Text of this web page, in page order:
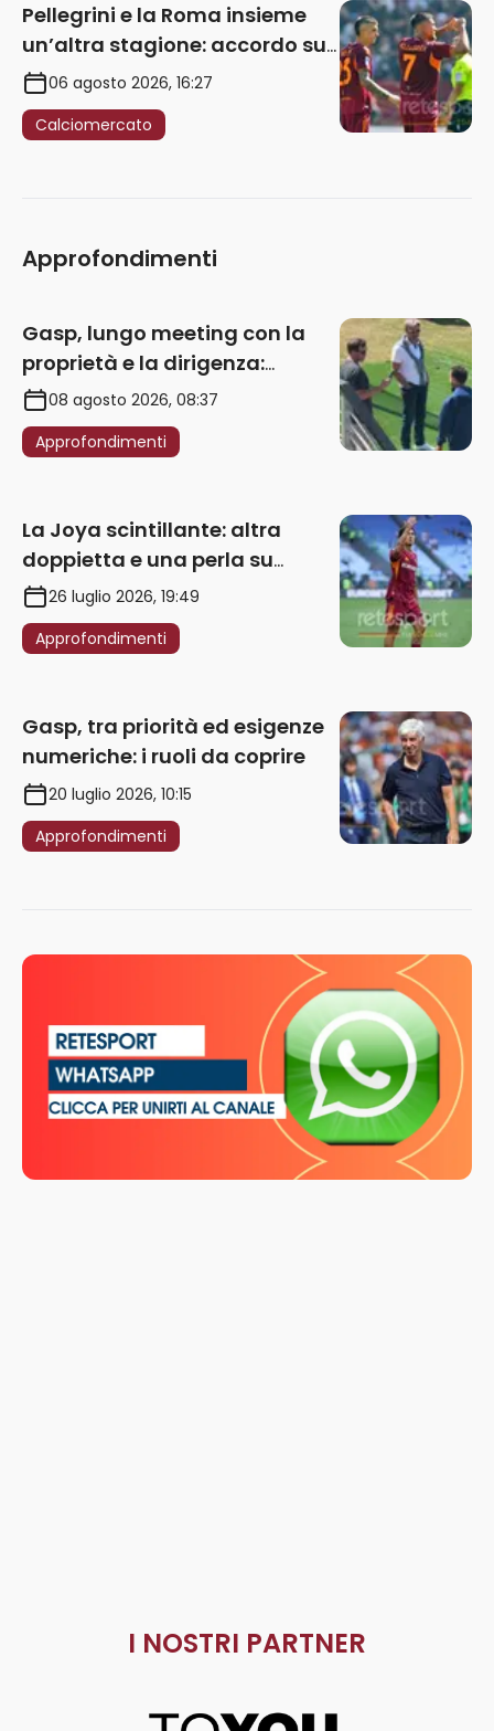
Pellegrini e la Roma insieme
un’altra stagione: accordo sul
rinnovo annuale
06 agosto 2026, 16:27
Calciomercato
Approfondimenti
Gasp, lungo meeting con la
proprietà e la dirigenza:
obbligatorio l’acquisto di
un’ala sinistra
08 agosto 2026, 08:37
Approfondimenti
La Joya scintillante: altra
doppietta e una perla su
punizione – VIDEO
26 luglio 2026, 19:49
Approfondimenti
Gasp, tra priorità ed esigenze
numeriche: i ruoli da coprire
20 luglio 2026, 10:15
Approfondimenti
I NOSTRI PARTNER